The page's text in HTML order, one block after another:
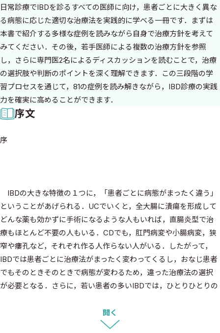
日常診療でIBDを診るすべての医師に向け，患者ごとに大きく異な
る病態に応じた適切な治療法を実践的に学べる一冊です．まずは
本書で紹介する多様な症例を読みながら自身で治療方針を考えて
みてください．その後，若手医師による複数の治療方針を参照
し，さらに専門医2名によるディスカッションを読むことで，治療
の選択肢や判断のポイントを深く理解できます．この三段階の学
習プロセスを通じて，81の症例を読み解きながら，IBD診療の実践
力を確実に高めることができます．
序文
序
IBDの大きな特徴の１つに，「患者ごとに病態がまったく違う」
ということがあげられる．UCでいくと，全大腸に潰瘍を形成して
どんな薬も効かずに手術になるような人もいれば，直腸炎型で治
療もほとんど不要の人もいる．CDでも，肛門病変や小腸病変，狭
窄や瘻孔など，それぞれ作る人作らない人がいる．したがって，
IBDでは患者ごとに治療法がまったく変わってくるし，おなじ患者
でもそのときそのときで病態が変わるため，違った治療法の選択
が必要となる．さらに，若い患者の多いIBDでは，ひとりひとりの
異なれば選択する治療も変わってくる．その一方で，近年は分子標
的薬を中心に治療選択肢も増加した．それぞれの薬剤は異なる作
開く